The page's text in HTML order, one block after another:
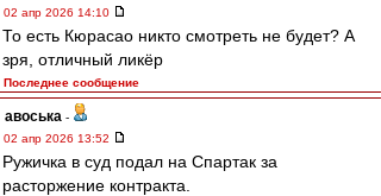
02 апр 2026 14:10
То есть Кюрасао никто смотреть не будет? А
зря, отличный ликёр
Последнее сообщение
авоська -
02 апр 2026 13:52
Ружичка в суд подал на Спартак за
расторжение контракта.